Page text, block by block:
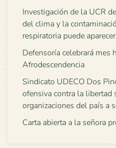
Investigación de la UCR
del clima y la
respiratoria puede
Defensoría celebrará mes
Afrodescendencia
Sindicato UDECO Dos
ofensiva contra la libertad
organizaciones del país a
Carta abierta a la señora